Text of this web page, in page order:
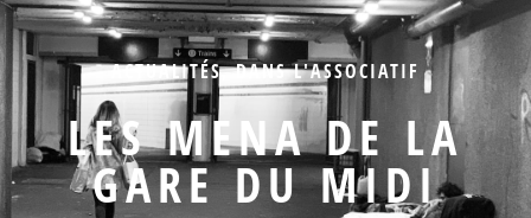
ACTUALITÉS,DANS L'ASSOCIATIF
LES MENA DE LA
GARE DU MIDI